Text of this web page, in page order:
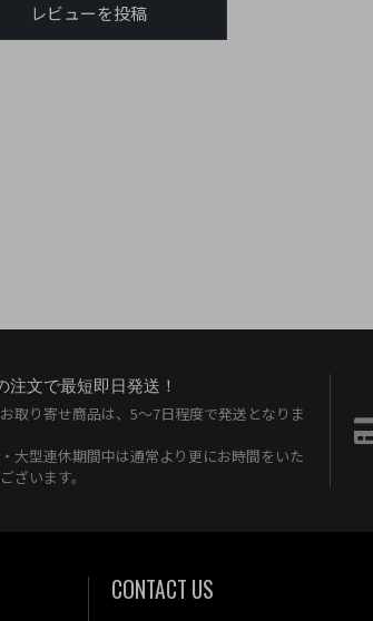
レビューを投稿
注文で最短即日発送！
取り寄せ商品は、5〜7日程度で発送となりま
大型連休期間中は通常より更にお時間をいた
ざいます。
CONTACT US